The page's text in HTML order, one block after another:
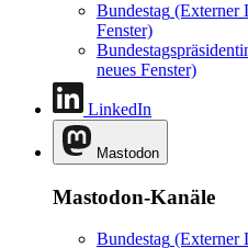
Bundestag (Externer
Fenster)
neues Fenster)
LinkedIn
Mastodon
Mastodon-Kanäle
Bundestag (Externer